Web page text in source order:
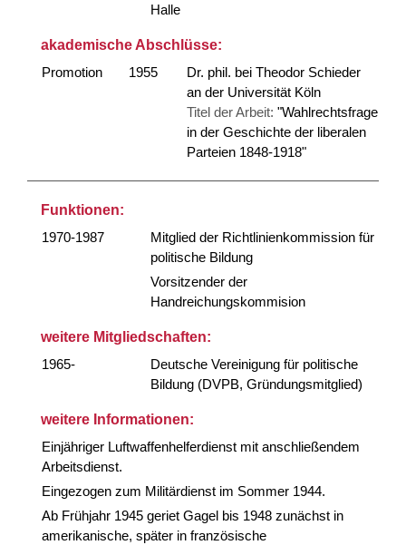
Halle
akademische Abschlüsse:
Promotion
1955
Dr. phil. bei Theodor Schieder
an der Universität Köln
Titel der Arbeit: "Wahlrechtsfrage
in der Geschichte der liberalen
Parteien 1848-1918"
Funktionen:
1970-1987
Mitglied der Richtlinienkommission für
politische Bildung
Vorsitzender der
Handreichungskommision
weitere Mitgliedschaften:
1965-
Deutsche Vereinigung für politische
Bildung (DVPB, Gründungsmitglied)
weitere Informationen:
Einjähriger Luftwaffenhelferdienst mit anschließendem
Arbeitsdienst.
Eingezogen zum Militärdienst im Sommer 1944.
Ab Frühjahr 1945 geriet Gagel bis 1948 zunächst in
amerikanische, später in französische